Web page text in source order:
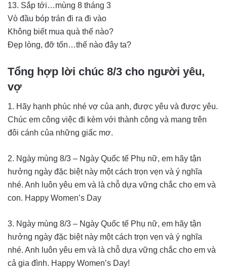
13. Sắp tới…mùng 8 tháng 3
Vò đầu bóp trán đi ra đi vào
Không biết mua quà thế nào?
Đẹp lòng, đỡ tốn…thế nào đây ta?
Tổng hợp lời chúc 8/3 cho người yêu,
vợ
1. Hãy hạnh phúc nhé vợ của anh, được yêu và được yêu.
Chúc em công việc đi kèm với thành công và mang trên
đôi cánh của những giấc mơ.
2. Ngày mùng 8/3 – Ngày Quốc tế Phụ nữ, em hãy tận
hưởng ngày đặc biệt này một cách trọn vẹn và ý nghĩa
nhé. Anh luôn yêu em và là chỗ dựa vững chắc cho em và
con. Happy Women’s Day
3. Ngày mùng 8/3 – Ngày Quốc tế Phụ nữ, em hãy tận
hưởng ngày đặc biệt này một cách trọn vẹn và ý nghĩa
nhé. Anh luôn yêu em và là chỗ dựa vững chắc cho em và
cả gia đình. Happy Women’s Day!